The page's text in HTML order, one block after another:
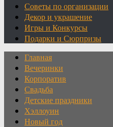
Советы по организации
Декор и украшение
Игры и Конкурсы
Подарки и Сюрпризы
Главная
Вечеринки
Корпоратив
Свадьба
Детские праздники
Хэллоуин
Новый год